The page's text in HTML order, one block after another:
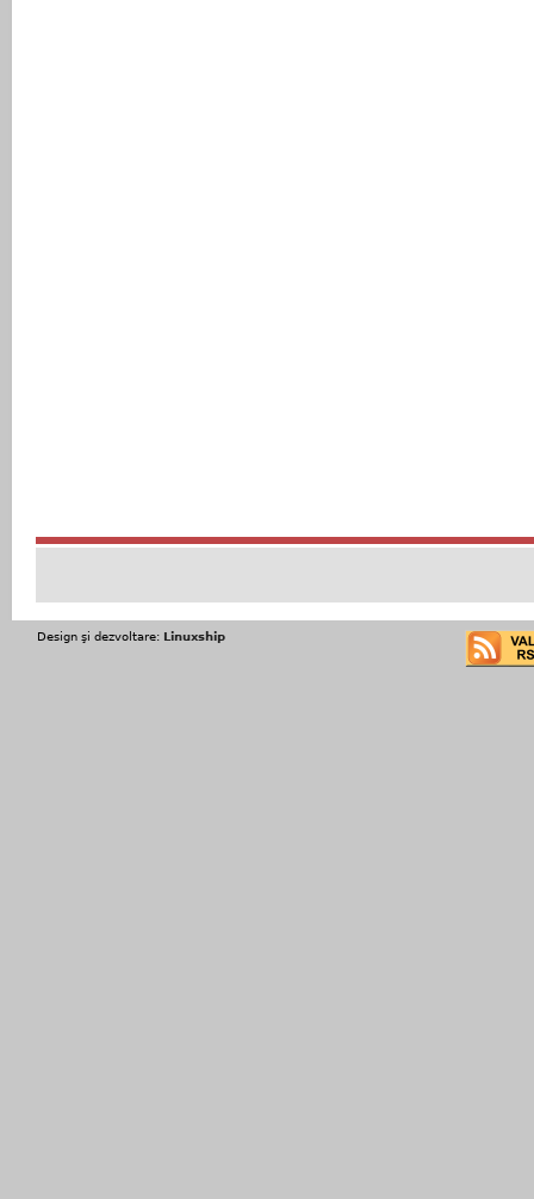
Design şi dezvoltare: Linuxship